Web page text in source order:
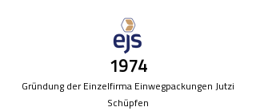
1974
Gründung der Einzelfirma Einwegpackungen Jutzi
Schüpfen